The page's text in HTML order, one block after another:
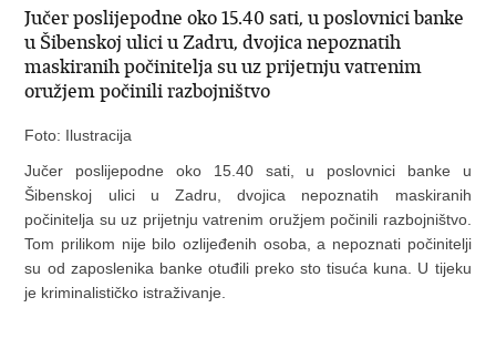
Jučer poslijepodne oko 15.40 sati, u poslovnici banke
u Šibenskoj ulici u Zadru, dvojica nepoznatih
maskiranih počinitelja su uz prijetnju vatrenim
oružjem počinili razbojništvo
Foto: Ilustracija
Jučer poslijepodne oko 15.40 sati, u poslovnici banke u
Šibenskoj ulici u Zadru, dvojica nepoznatih maskiranih
počinitelja su uz prijetnju vatrenim oružjem počinili razbojništvo.
Tom prilikom nije bilo ozlijeđenih osoba, a nepoznati počinitelji
su od zaposlenika banke otuđili preko sto tisuća kuna. U tijeku
je kriminalističko istraživanje.